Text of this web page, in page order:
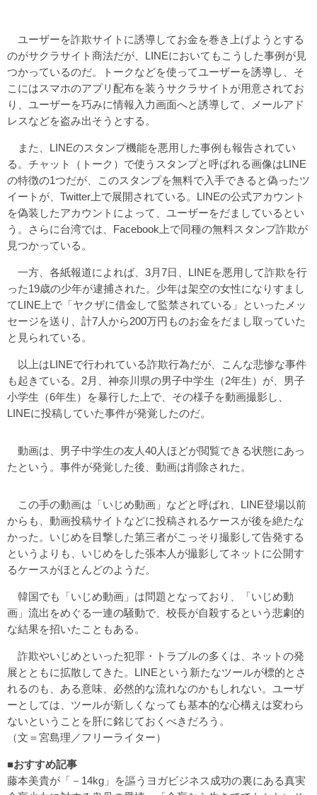
ユーザーを詐欺サイトに誘導してお金を巻き上げようとする
のがサクラサイト商法だが、LINEにおいてもこうした事例が見
つかっているのだ。トークなどを使ってユーザーを誘導し、そ
こにはスマホのアプリ配布を装うサクラサイトが用意されてお
り、ユーザーを巧みに情報入力画面へと誘導して、メールアド
レスなどを盗み出そうとする。
また、LINEのスタンプ機能を悪用した事例も報告されてい
る。チャット（トーク）で使うスタンプと呼ばれる画像はLINE
の特徴の1つだが、このスタンプを無料で入手できると偽ったツ
イートが、Twitter上で展開されている。LINEの公式アカウント
を偽装したアカウントによって、ユーザーをだましているとい
う。さらに台湾では、Facebook上で同種の無料スタンプ詐欺が
見つかっている。
一方、各紙報道によれば、3月7日、LINEを悪用して詐欺を行
った19歳の少年が逮捕された。少年は架空の女性になりすまし
てLINE上で「ヤクザに借金して監禁されている」といったメッ
セージを送り、計7人から200万円ものお金をだまし取っていた
と見られている。
以上はLINEで行われている詐欺行為だが、こんな悲惨な事件
も起きている。2月、神奈川県の男子中学生（2年生）が、男子
小学生（6年生）を暴行した上で、その様子を動画撮影し、
LINEに投稿していた事件が発覚したのだ。
動画は、男子中学生の友人40人ほどが閲覧できる状態にあっ
たという。事件が発覚した後、動画は削除された。
この手の動画は「いじめ動画」などと呼ばれ、LINE登場以前
からも、動画投稿サイトなどに投稿されるケースが後を絶たな
かった。いじめを目撃した第三者がこっそり撮影して告発する
というよりも、いじめをした張本人が撮影してネットに公開す
るケースがほとんどのようだ。
韓国でも「いじめ動画」は問題となっており、「いじめ動
画」流出をめぐる一連の騒動で、校長が自殺するという悲劇的
な結果を招いたこともある。
詐欺やいじめといった犯罪・トラブルの多くは、ネットの発
展とともに拡散してきた。LINEという新たなツールが標的とさ
れるのも、ある意味、必然的な流れなのかもしれない。ユーザ
ーとしては、ツールが新しくなっても基本的な心構えは変わら
ないということを肝に銘じておくべきだろう。
（文＝宮島理／フリーライター）
■おすすめ記事
藤本美貴が「－14kg」を謳うヨガビジネス成功の裏にある真実